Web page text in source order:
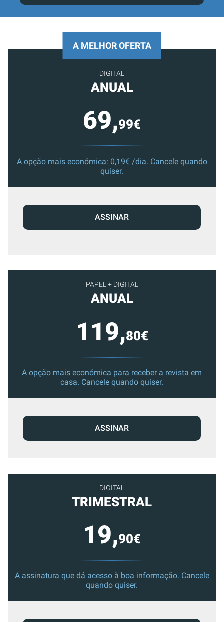
PAPEL + DIGITAL
ANUAL
119,80€
A opção mais económica para receber a revista em
casa. Cancele quando quiser.
ASSINAR
DIGITAL
TRIMESTRAL
19,90€
A assinatura que dá acesso à boa informação. Cancele
quando quiser.
A MELHOR OFERTA
DIGITAL
ANUAL
69,99€
A opção mais económica: 0,19€ /dia. Cancele quando
quiser.
ASSINAR